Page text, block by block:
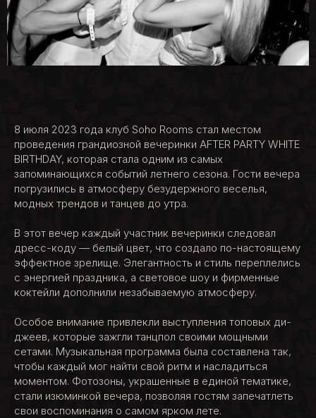
8 июля 2023 года клуб Soho Rooms стал местом
проведения грандиозной вечеринки AFTER PARTY WHITE
BIRTHDAY, которая стала одним из самых
запоминающихся событий летнего сезона. Гости вечера
погрузились в атмосферу безудержного веселья,
модных трендов и танцев до утра.
В этот вечер каждый участник вечеринки следовал
дресс-коду — белый цвет, что создало по-настоящему
эффектное зрелище. Элегантность и стиль переплелись
с энергией праздника, а световое шоу и фирменные
коктейли дополнили незабываемую атмосферу.
Особое внимание привлекли выступления топовых ди-
джеев, которые зажгли танцпол своими мощными
сетами. Музыкальная программа была составлена так,
чтобы каждый мог найти свой ритм и насладиться
моментом. Фотозоны, украшенные в единой тематике,
стали изюминкой вечера, позволяя гостям запечатлеть
свои воспоминания о самом ярком лете.